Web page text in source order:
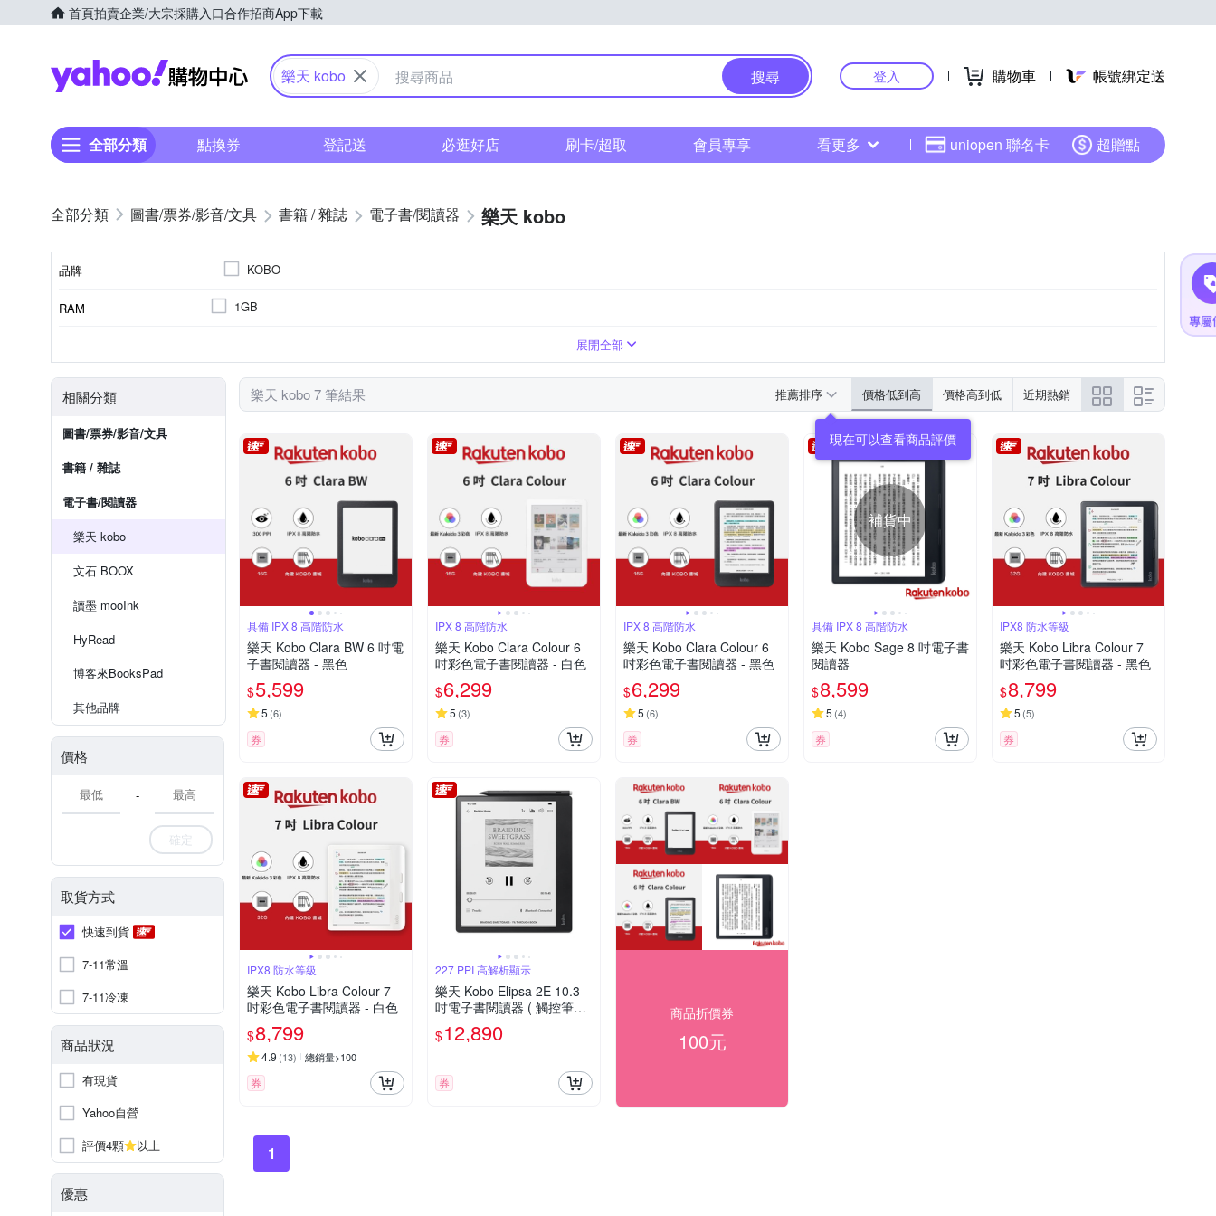
首頁拍賣企業/大宗採購入口合作招商App下載
Yahoo購物中心
樂天 kobo 搜尋 登入 購物車 帳號綁定送
全部分類 點換券 登記送 必逛好店 刷卡/超取 會員專享 看更多 uniopen 聯名卡 超贈點
圖書/票券/影音/文具 書籍 / 雜誌 電子書/閱讀器 樂天 kobo
品牌 KOBO
RAM 1GB
1404 x 1872 (227ppi)
展開全部
相關分類
圖書/票券/影音/文具
書籍 / 雜誌
電子書/閱讀器
樂天 kobo
文石 BOOX
讀墨 mooInk
HyRead
博客來BooksPad
其他品牌
價格
-
確定
取貨方式
快速到貨
7-11常溫
7-11冷凍
商品狀況
有現貨
Yahoo自營
評價4顆
以上
優惠
樂天 kobo 7 筆結果 推薦排序 價格低到高 價格高到低 近期熱銷
現在可以查看商品評價
具備 IPX 8 高階防水
樂天 Kobo Clara BW 6 吋電
子書閱讀器 - 黑色
$5,599
5 (6)
券
IPX 8 高階防水
樂天 Kobo Clara Colour 6
吋彩色電子書閱讀器 - 白色
$6,299
5 (3)
券
IPX 8 高階防水
樂天 Kobo Clara Colour 6
吋彩色電子書閱讀器 - 黑色
$6,299
5 (6)
券
補貨中
具備 IPX 8 高階防水
樂天 Kobo Sage 8 吋電子書
閱讀器
$8,599
5 (4)
券
IPX8 防水等級
樂天 Kobo Libra Colour 7
吋彩色電子書閱讀器 - 黑色
$8,799
5 (5)
券
IPX8 防水等級
樂天 Kobo Libra Colour 7
吋彩色電子書閱讀器 - 白色
$8,799
4.9 (13) 總銷量>100
券
227 PPI 高解析顯示
樂天 Kobo Elipsa 2E 10.3
吋電子書閱讀器 ( 觸控筆二
合一套組 )
$12,890
券
商品折價券
100元
1